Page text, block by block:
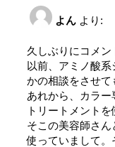
よん より:
久しぶりにコメン
以前、アミノ酸
かの相談をさせて
あれから、カラ
トリートメントを
そこの美容師さん
使っていまして